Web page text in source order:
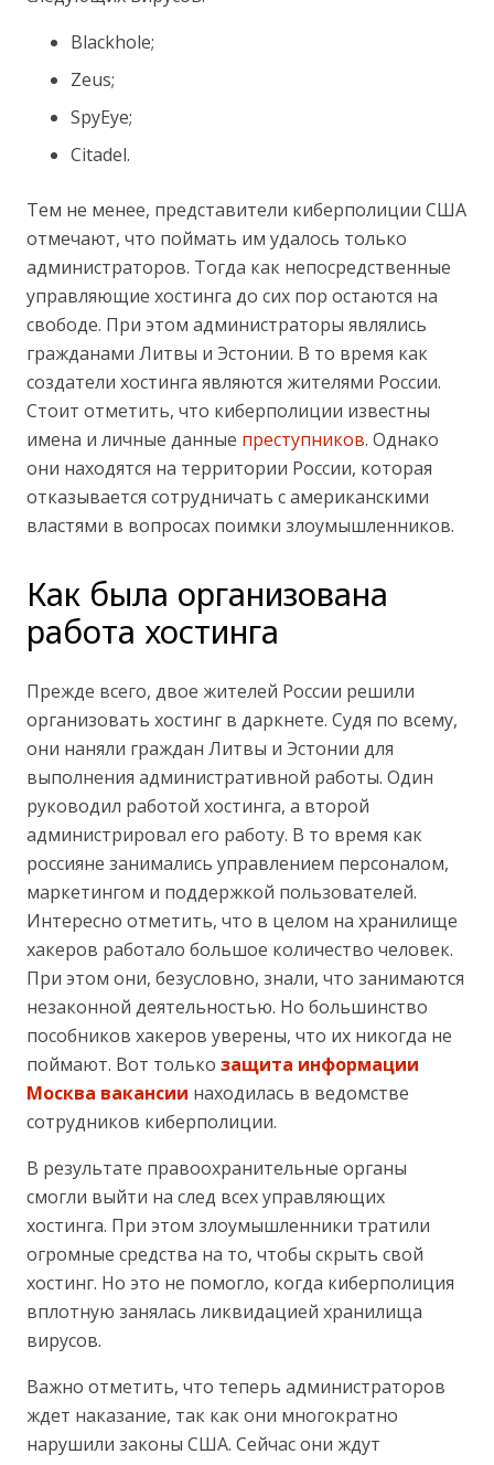
Blackhole;
Zeus;
SpyEye;
Citadel.
Тем не менее, представители киберполиции США
отмечают, что поймать им удалось только
администраторов. Тогда как непосредственные
управляющие хостинга до сих пор остаются на
свободе. При этом администраторы являлись
гражданами Литвы и Эстонии. В то время как
создатели хостинга являются жителями России.
Стоит отметить, что киберполиции известны
имена и личные данные преступников. Однако
они находятся на территории России, которая
отказывается сотрудничать с американскими
властями в вопросах поимки злоумышленников.
Как была организована
работа хостинга
Прежде всего, двое жителей России решили
организовать хостинг в даркнете. Судя по всему,
они наняли граждан Литвы и Эстонии для
выполнения административной работы. Один
руководил работой хостинга, а второй
администрировал его работу. В то время как
россияне занимались управлением персоналом,
маркетингом и поддержкой пользователей.
Интересно отметить, что в целом на хранилище
хакеров работало большое количество человек.
При этом они, безусловно, знали, что занимаются
незаконной деятельностью. Но большинство
пособников хакеров уверены, что их никогда не
поймают. Вот только защита информации
Москва вакансии находилась в ведомстве
сотрудников киберполиции.
В результате правоохранительные органы
смогли выйти на след всех управляющих
хостинга. При этом злоумышленники тратили
огромные средства на то, чтобы скрыть свой
хостинг. Но это не помогло, когда киберполиция
вплотную занялась ликвидацией хранилища
вирусов.
Важно отметить, что теперь администраторов
ждет наказание, так как они многократно
нарушили законы США. Сейчас они ждут